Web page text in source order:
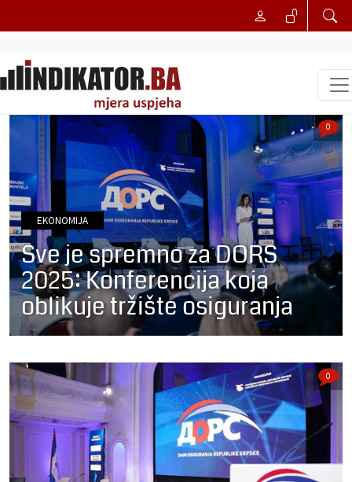
EKONOMIJA
Sve je spremno za DORS
2025: Konferencija koja
oblikuje tržište osiguranja
0
0